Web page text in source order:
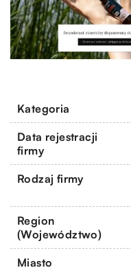
Kategoria
Data rejestracji
firmy
Rodzaj firmy
Region
(Województwo)
Miasto